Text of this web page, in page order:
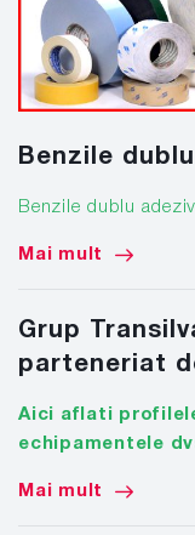
Benzile
Benzile dublu
Mai mult
Grup
parteneriat
Aici aflati
echipamentele
Mai mult